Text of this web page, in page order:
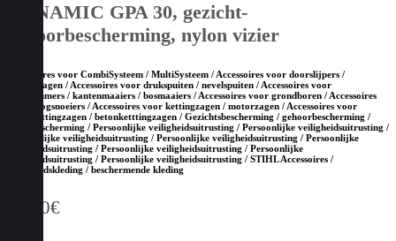
DYNAMIC GPA 30, gezicht-
gehoorbescherming, nylon vizier
Accessoires voor CombiSysteem / MultiSysteem / Accessoires voor doorslijpers /
bandenzagen / Accessoires voor drukspuiten / nevelspuiten / Accessoires voor
grastrimmers / kantenmaaiers / bosmaaiers / Accessoires voor grondboren / Accessoires
voor hoogsnoeiers / Accessoires voor kettingzagen / motorzagen / Accessoires voor
steenketttingzagen / betonketttingzagen / Gezichtsbescherming / gehoorbescherming /
hoofdbescherming / Persoonlijke veiligheidsuitrusting / Persoonlijke veiligheidsuitrusting /
Persoonlijke veiligheidsuitrusting / Persoonlijke veiligheidsuitrusting / Persoonlijke
veiligheidsuitrusting / Persoonlijke veiligheidsuitrusting / Persoonlijke
veiligheidsuitrusting / Persoonlijke veiligheidsuitrusting / STIHL Accessoires /
Veiligheidskleding / beschermende kleding
60,00€